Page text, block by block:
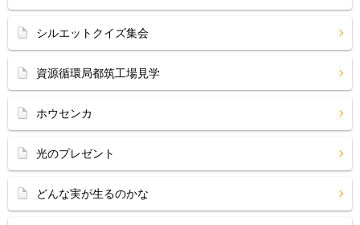
シルエットクイズ集会
資源循環局都筑工場見学
ホウセンカ
光のプレゼント
どんな実が生るのかな